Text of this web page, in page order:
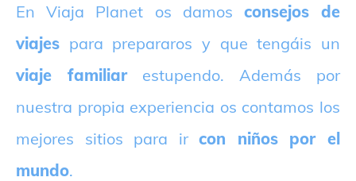
En Viaja Planet os damos consejos de
viajes para prepararos y que tengáis un
viaje familiarestupendo. Además por
nuestra propia experiencia os contamos los
mejores sitios para ircon niños por el
mundo.